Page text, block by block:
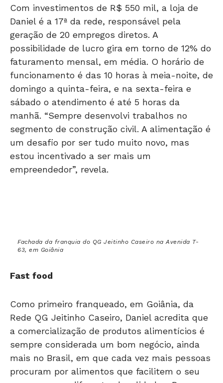
Com investimentos de R$ 550 mil, a loja de
Daniel é a 17ª da rede, responsável pela
geração de 20 empregos diretos. A
possibilidade de lucro gira em torno de 12% do
faturamento mensal, em média. O horário de
funcionamento é das 10 horas à meia-noite, de
domingo a quinta-feira, e na sexta-feira e
sábado o atendimento é até 5 horas da
manhã. “Sempre desenvolvi trabalhos no
segmento de construção civil. A alimentação é
um desafio por ser tudo muito novo, mas
estou incentivado a ser mais um
empreendedor”, revela.
Fachada da franquia do QG Jeitinho Caseiro na Avenida T-
63, em Goiânia
Fast food
Como primeiro franqueado, em Goiânia, da
Rede QG Jeitinho Caseiro, Daniel acredita que
a comercialização de produtos alimentícios é
sempre considerada um bom negócio, ainda
mais no Brasil, em que cada vez mais pessoas
procuram por alimentos que facilitem o seu